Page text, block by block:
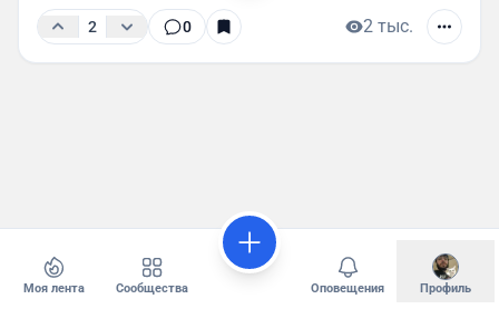
2 0 2 тыс.
Моя лента Сообщества Оповещения Профиль